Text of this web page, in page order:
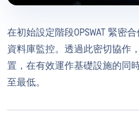
在初始設定階段OPSWAT 緊密
資料庫監控。透過此密切協作
置，在有效運作基礎設施的同
至最低。